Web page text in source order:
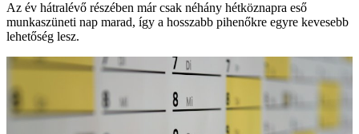
Az év hátralévő részében már csak néhány hétköznapra eső
munkaszüneti nap marad, így a hosszabb pihenőkre egyre kevesebb
lehetőség lesz.